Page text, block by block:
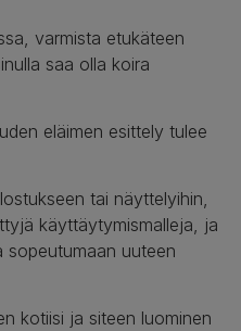
varmista etukäteen
saa olla koira
eläimen esittely tulee
tai näyttelyihin,
käyttäytymismalleja, ja
sopeutumaan uuteen
kotiisi ja siteen luominen